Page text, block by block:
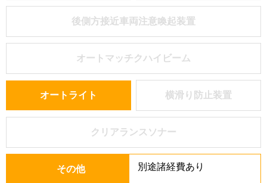
後側方接近車両注意喚起装置
オートマッチクハイビーム
オートライト 横滑り防止装置
クリアランスソナー
その他 別途諸経費あり